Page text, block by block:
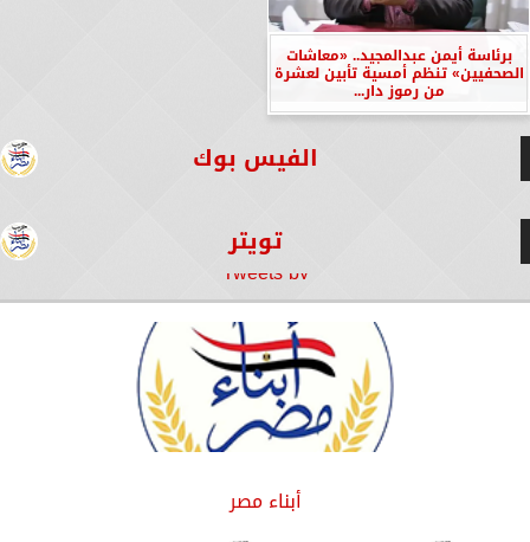
برئاسة أيمن عبدالمجيد.. «معاشات
الصحفيين» تنظم أمسية تأبين لعشرة
من رموز دار...
الفيس بوك
تويتر
Tweets by
أبناء مصر